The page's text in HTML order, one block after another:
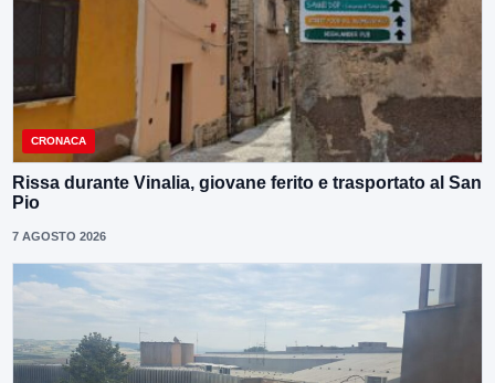
CRONACA
Rissa durante Vinalia, giovane ferito e trasportato al San
Pio
7 AGOSTO 2026